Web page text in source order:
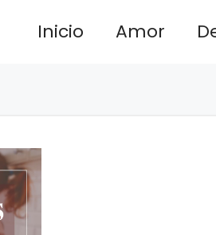
Inicio Amor